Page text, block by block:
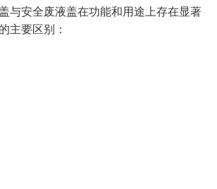
与安全废液盖在功能和用途上存在显著
主要区别：